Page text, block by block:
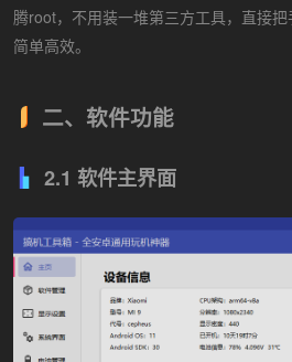
腾root，不用装一堆第三方工具，直接
简单高效。
二、软件功能
2.1 软件主界面